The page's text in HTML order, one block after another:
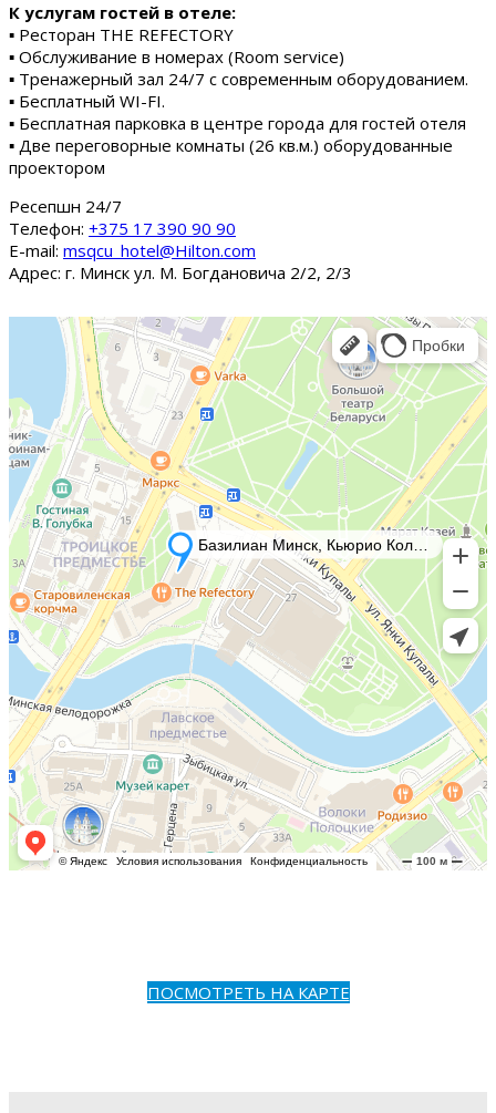
К услугам гостей в отеле:
▪ Ресторан THE REFECTORY
▪ Обслуживание в номерах (Room service)
▪ Тренажерный зал 24/7 с современным оборудованием.
▪ Бесплатный WI-FI.
▪ Бесплатная парковка в центре города для гостей отеля
▪ Две переговорные комнаты (26 кв.м.) оборудованные
проектором
Ресепшн 24/7
Tелефон: +375 17 390 90 90
E-mail: msqcu_hotel@Hilton.com
Адрес: г. Минск ул. М. Богдановича 2/2, 2/3
ПОСМОТРЕТЬ НА КАРТЕ